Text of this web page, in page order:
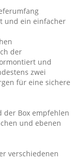
und ein einfacher
der
und
zwei
für eine sichere
der Box empfehlen
und ebenen
verschiedenen